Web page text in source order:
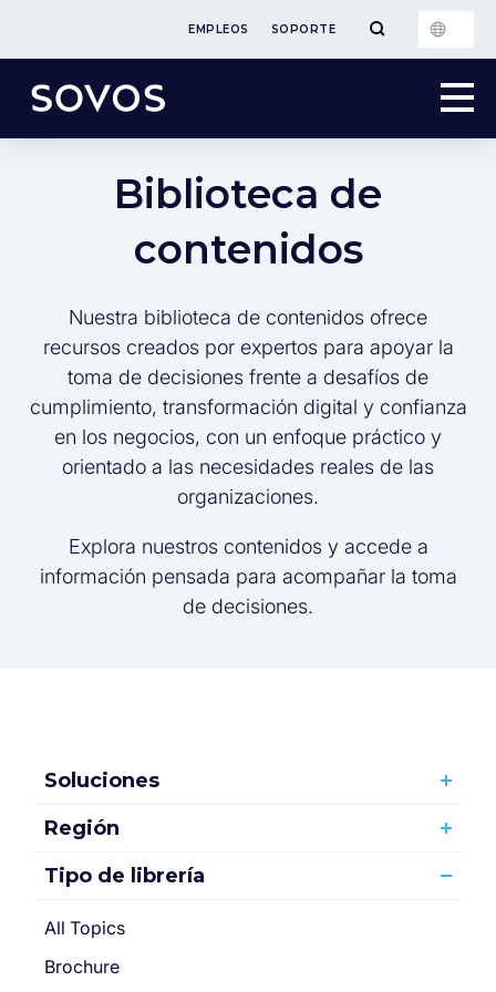
EMPLEOS SOPORTE
Biblioteca de
contenidos
Nuestra biblioteca de contenidos ofrece
recursos creados por expertos para apoyar la
toma de decisiones frente a desafíos de
cumplimiento, transformación digital y confianza
en los negocios, con un enfoque práctico y
orientado a las necesidades reales de las
organizaciones.
Explora nuestros contenidos y accede a
información pensada para acompañar la toma
de decisiones.
Soluciones
Región
Tipo de librería
All Topics
Brochure